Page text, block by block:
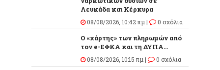
Λευκάδα και Κέρκυρα
08/08/2026, 10:42 πμ | 0 σχόλια
Ο «χάρτης» των πληρωμών από
τον e-ΕΦΚΑ και τη ΔΥΠΑ...
08/08/2026, 10:15 πμ | 0 σχόλια